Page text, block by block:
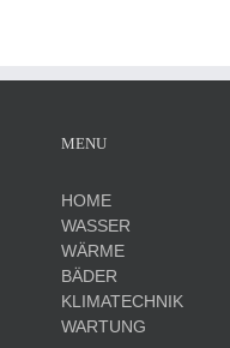
MENU
HOME
WASSER
WÄRME
BÄDER
KLIMATECHNIK
WARTUNG